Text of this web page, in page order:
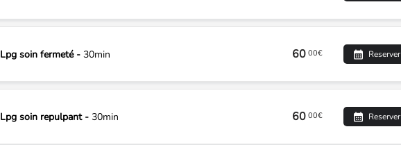
Lpg soin fermeté - 30min 60 00€ Reserver
Lpg soin repulpant - 30min 60 00€ Reserver